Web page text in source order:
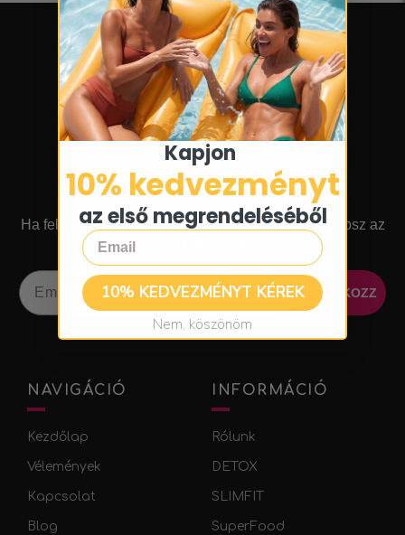
Ha feliratkozol hírlevelünkre, 10% kedvezményt kapsz az
Email
IRATKOZZ
NAVIGÁCIÓ
Kezdőlap
Vélemények
Кapcsolat
Blog
INFORMÁCIÓ
Rólunk
DETOX
SLIMFIT
SuperFood
Kapjon ​
10% kedvezményt​
az első megrendeléséből
Email
10% KEDVEZMÉNYT KÉREK
Nem, köszönöm